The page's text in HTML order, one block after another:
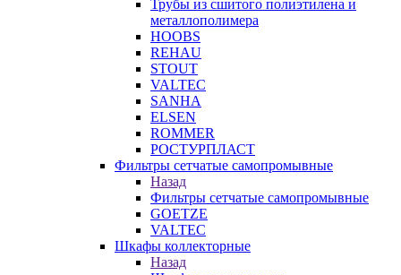
Трубы из сшитого полиэтилена и
металлополимера
HOOBS
REHAU
STOUT
VALTEC
SANHA
ELSEN
ROMMER
РОСТУРПЛАСТ
Фильтры сетчатые самопромывные
Назад
Фильтры сетчатые самопромывные
GOETZE
VALTEC
Шкафы коллекторные
Назад